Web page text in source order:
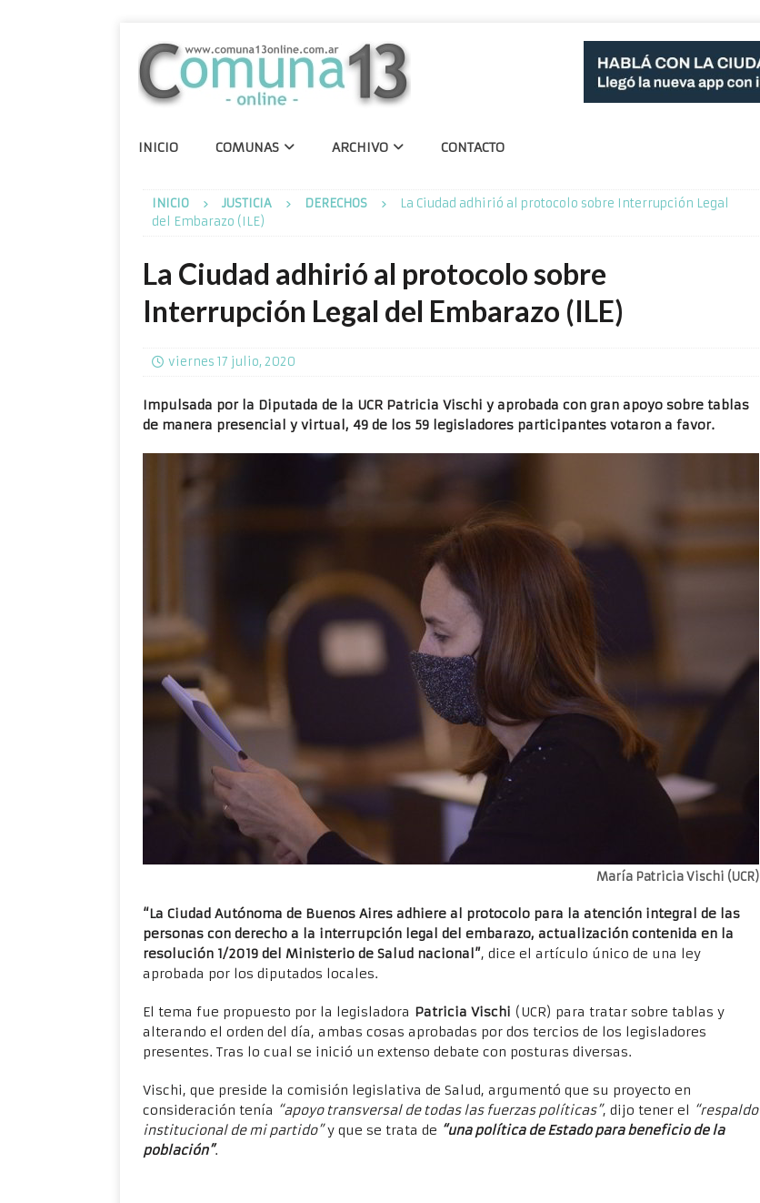
INICIO COMUNAS ARCHIVO CONTACTO
INICIO JUSTICIA DERECHOS
La Ciudad adhirió al protocolo sobre Interrupción Legal
del Embarazo (ILE)
La Ciudad adhirió al protocolo sobre
Interrupción Legal del Embarazo (ILE)
viernes 17 julio, 2020
Impulsada por la Diputada de la UCR Patricia Vischi y aprobada con gran apoyo sobre tablas
de manera presencial y virtual, 49 de los 59 legisladores participantes votaron a favor.
María Patricia Vischi (UCR)
“La Ciudad Autónoma de Buenos Aires adhiere al protocolo para la atención integral de las
personas con derecho a la interrupción legal del embarazo, actualización contenida en la
resolución 1/2019 del Ministerio de Salud nacional”, dice el artículo único de una ley
aprobada por los diputados locales.
El tema fue propuesto por la legisladora Patricia Vischi (UCR) para tratar sobre tablas y
alterando el orden del día, ambas cosas aprobadas por dos tercios de los legisladores
presentes. Tras lo cual se inició un extenso debate con posturas diversas.
Vischi, que preside la comisión legislativa de Salud, argumentó que su proyecto en
consideración tenía “apoyo transversal de todas las fuerzas políticas”, dijo tener el “respaldo
institucional de mi partido”y que se trata de “una política de Estado para beneficio de la
población”.